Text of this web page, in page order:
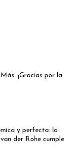
¡Gracias por la
y perfecta: la
der Rohe cumple